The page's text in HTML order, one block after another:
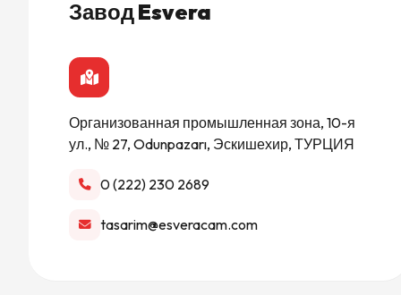
Завод Esvera
Организованная промышленная зона, 10-я
ул., № 27, Odunpazarı, Эскишехир, ТУРЦИЯ
0 (222) 230 2689
tasarim@esveracam.com